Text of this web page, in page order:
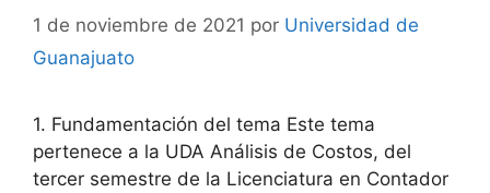
1 de noviembre de 2021 por Universidad de
Guanajuato
1. Fundamentación del tema Este tema
pertenece a la UDA Análisis de Costos, del
tercer semestre de la Licenciatura en Contador